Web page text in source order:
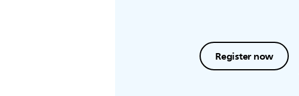
Register now